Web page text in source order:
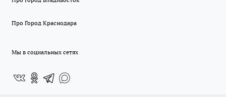
Про Город Краснодара
Мы в социальных сетях